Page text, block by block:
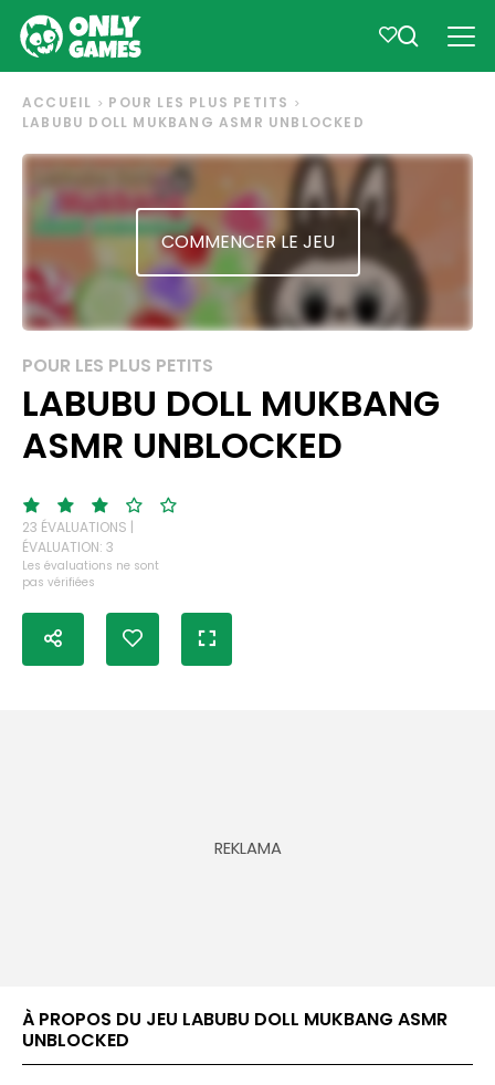
ACCUEIL
POUR LES PLUS PETITS
LABUBU DOLL MUKBANG ASMR UNBLOCKED
COMMENCER LE JEU
POUR LES PLUS PETITS
LABUBU DOLL MUKBANG
ASMR UNBLOCKED
23 ÉVALUATIONS |
ÉVALUATION: 3
Les évaluations ne sont
pas vérifiées
À PROPOS DU JEU LABUBU DOLL MUKBANG ASMR
UNBLOCKED